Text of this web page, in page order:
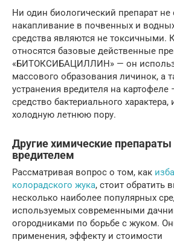
Ни один биологический препарат не
накапливание в почвенных и
средства являются не токсичными.
относятся базовые действенные
«БИТОКСИБАЦИЛЛИН» — он
массового образования личинок, а
устранения вредителя на
средство бактериального
холодную летнюю пору.
Другие химические препараты
вредителем
Рассматривая вопрос о том, как
колорадского жука, стоит обратить
несколько наиболее популярных
используемых современными
огородниками по борьбе с жуком.
применения, эффекту и стоимости